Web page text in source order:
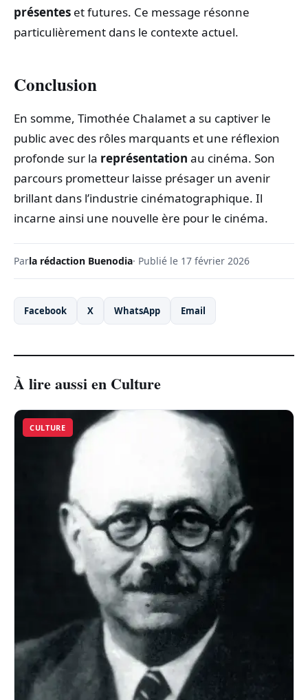
présentes et futures. Ce message résonne
particulièrement dans le contexte actuel.
Conclusion
En somme, Timothée Chalamet a su captiver le
public avec des rôles marquants et une réflexion
profonde sur la représentation au cinéma. Son
parcours prometteur laisse présager un avenir
brillant dans l’industrie cinématographique. Il
incarne ainsi une nouvelle ère pour le cinéma.
Parla rédaction Buenodia· Publié le 17 février 2026
Facebook X WhatsApp Email
À lire aussi en Culture
CULTURE